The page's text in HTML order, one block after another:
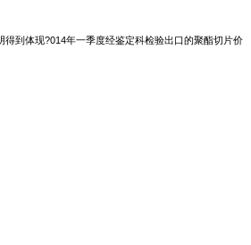
到体现?014年一季度经鉴定科检验出口的聚酯切片价